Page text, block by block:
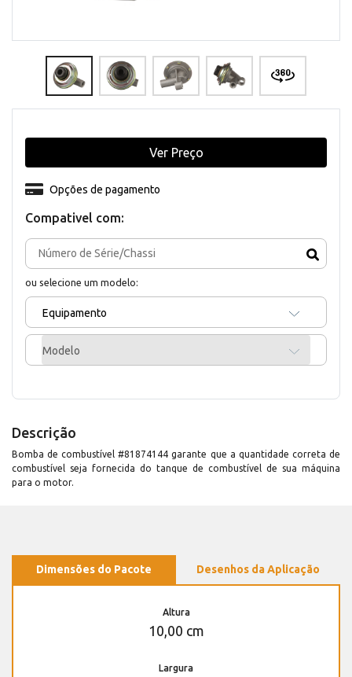
Compativel com:
ou selecione um modelo:
Equipamento
Modelo
Opções de pagamento
Ver Preço
Descrição
Bomba de combustível #81874144 garante que a quantidade correta de
combustível seja fornecida do tanque de combustível de sua máquina
para o motor.
Dimensões do Pacote Desenhos da Aplicação
Altura
10,00 cm
Largura